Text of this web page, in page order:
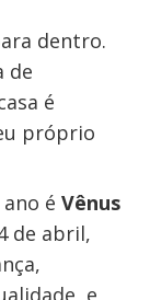
dentro.
de
é
próprio
é Vênus
de abril,
e